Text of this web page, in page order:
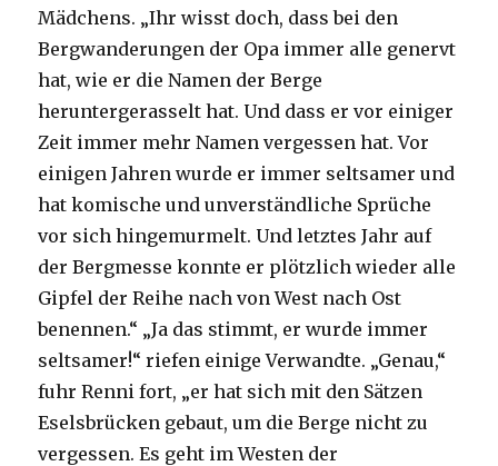
Mädchens. „Ihr wisst doch, dass bei den
Bergwanderungen der Opa immer alle genervt
hat, wie er die Namen der Berge
heruntergerasselt hat. Und dass er vor einiger
Zeit immer mehr Namen vergessen hat. Vor
einigen Jahren wurde er immer seltsamer und
hat komische und unverständliche Sprüche
vor sich hingemurmelt. Und letztes Jahr auf
der Bergmesse konnte er plötzlich wieder alle
Gipfel der Reihe nach von West nach Ost
benennen.“ „Ja das stimmt, er wurde immer
seltsamer!“ riefen einige Verwandte. „Genau,“
fuhr Renni fort, „er hat sich mit den Sätzen
Eselsbrücken gebaut, um die Berge nicht zu
vergessen. Es geht im Westen der